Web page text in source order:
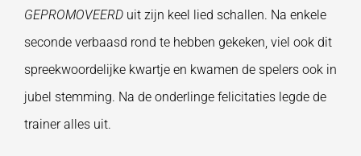
GEPROMOVEERD uit zijn keel lied schallen. Na enkele
seconde verbaasd rond te hebben gekeken, viel ook dit
spreekwoordelijke kwartje en kwamen de spelers ook in
jubel stemming. Na de onderlinge felicitaties legde de
trainer alles uit.